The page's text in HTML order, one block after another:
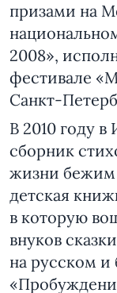
призами на
2008»,
фестивале
Санкт-
В 2010 году
сборник
жизни бежим
детская
в которую
внуков
на русском и